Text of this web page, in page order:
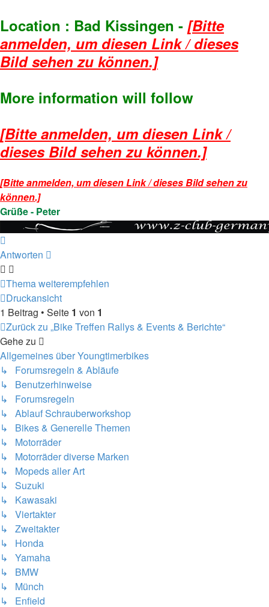
Location : Bad Kissingen - [Bitte
anmelden, um diesen Link / dieses
Bild sehen zu können.]
More information will follow
[Bitte anmelden, um diesen Link /
dieses Bild sehen zu können.]
[Bitte anmelden, um diesen Link / dieses Bild sehen zu
können.]
Grüße - Peter
oben
Antworten
Thema weiterempfehlen
Druckansicht
1 Beitrag • Seite 1 von 1
Zurück zu „Bike Treffen Rallys & Events & Berichte“
Gehe zu
Allgemeines über Youngtimerbikes
↳ Forumsregeln & Abläufe
↳ Benutzerhinweise
↳ Forumsregeln
↳ Ablauf Schrauberworkshop
↳ Bikes & Generelle Themen
↳ Motorräder
↳ Motorräder diverse Marken
↳ Mopeds aller Art
↳ Suzuki
↳ Kawasaki
↳ Viertakter
↳ Zweitakter
↳ Honda
↳ Yamaha
↳ BMW
↳ Münch
↳ Enfield